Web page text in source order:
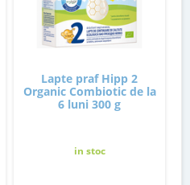
Lapte praf Hipp 2
Organic Combiotic de la
6 luni 300 g
in stoc